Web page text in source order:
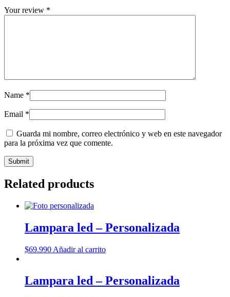
Your review *
Name *
Email *
Guarda mi nombre, correo electrónico y web en este navegador
para la próxima vez que comente.
Related products
Lampara led – Personalizada
$69.990 Añadir al carrito
Lampara led – Personalizada